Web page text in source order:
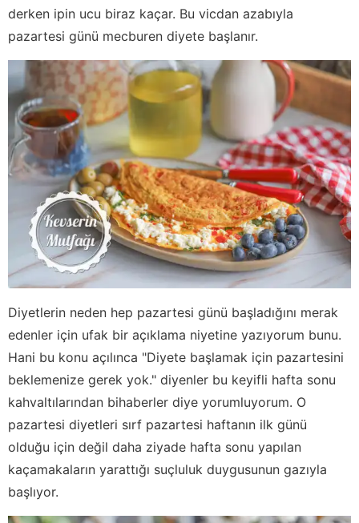
derken ipin ucu biraz kaçar. Bu vicdan azabıyla
pazartesi günü mecburen diyete başlanır.
Diyetlerin neden hep pazartesi günü başladığını merak
edenler için ufak bir açıklama niyetine yazıyorum bunu.
Hani bu konu açılınca "Diyete başlamak için pazartesini
beklemenize gerek yok." diyenler bu keyifli hafta sonu
kahvaltılarından bihaberler diye yorumluyorum. O
pazartesi diyetleri sırf pazartesi haftanın ilk günü
olduğu için değil daha ziyade hafta sonu yapılan
kaçamakaların yarattığı suçluluk duygusunun gazıyla
başlıyor.